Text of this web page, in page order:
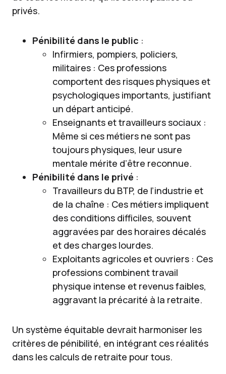
privés.
Pénibilité dans le public :
Infirmiers, pompiers, policiers,
militaires : Ces professions
comportent des risques physiques et
psychologiques importants, justifiant
un départ anticipé.
Enseignants et travailleurs sociaux :
Même si ces métiers ne sont pas
toujours physiques, leur usure
mentale mérite d’être reconnue.
Pénibilité dans le privé :
Travailleurs du BTP, de l’industrie et
de la chaîne : Ces métiers impliquent
des conditions difficiles, souvent
aggravées par des horaires décalés
et des charges lourdes.
Exploitants agricoles et ouvriers : Ces
professions combinent travail
physique intense et revenus faibles,
aggravant la précarité à la retraite.
Un système équitable devrait harmoniser les
critères de pénibilité, en intégrant ces réalités
dans les calculs de retraite pour tous.